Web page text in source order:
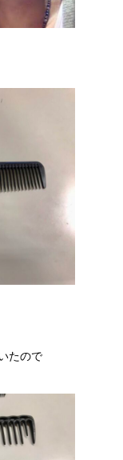
たので